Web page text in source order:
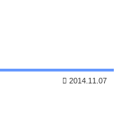
2014.11.07